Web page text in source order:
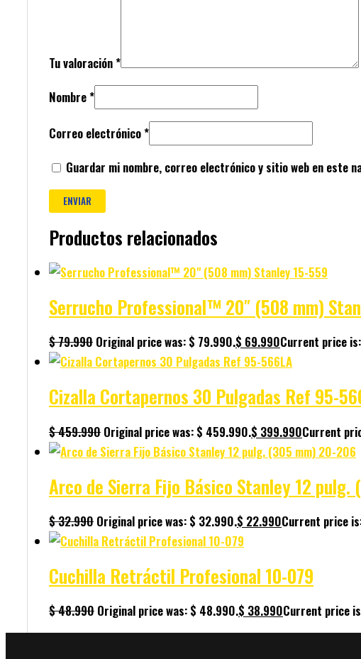
Tu valoración*
Nombre*
Correo electrónico*
Guardar mi nombre, correo electrónico y sitio web en este
Productos relacionados
Serrucho Professional™ 20″ (508 mm)
$79.990 Original price was: $ 79.990.$ 69.990Current price
Cizalla Cortapernos 30 Pulgadas Ref 95-
$459.990 Original price was: $ 459.990.$ 399.990Current
Arco de Sierra Fijo Básico Stanley 12 pulg.
$32.990 Original price was: $ 32.990.$ 22.990Current price
Cuchilla Retráctil Profesional 10-079
$48.990 Original price was: $ 48.990.$ 38.990Current price